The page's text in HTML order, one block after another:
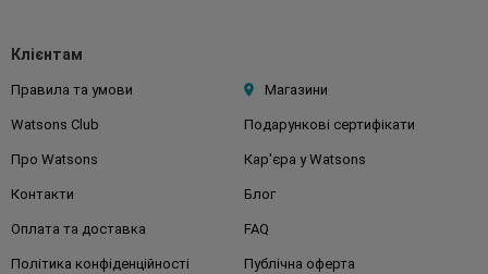
Клієнтам
Правила та умови Магазини
Watsons Club Подарункові сертифікати
Про Watsons Кар'єра у Watsons
Контакти Блог
Оплата та доставка FAQ
Політика конфіденційності Публічна оферта